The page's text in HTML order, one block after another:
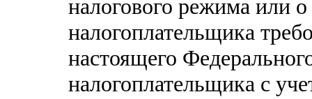
налогового режима или о
налогоплательщика
настоящего
налогоплательщика с